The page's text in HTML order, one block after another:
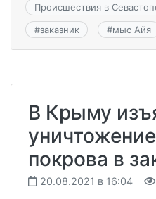
Происшествия в
#заказник #мыс Айя
В Крыму
покрова в
20.08.2021 в 16:04